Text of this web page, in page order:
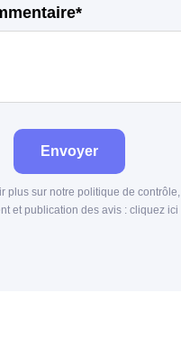
Envoyer
plus sur notre politique de contrôle,
et publication des avis : cliquez ici